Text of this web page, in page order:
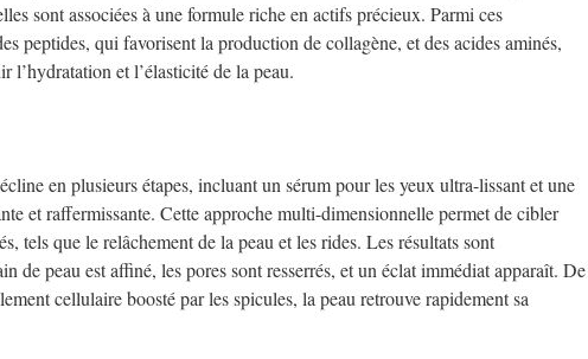
sont associées à une formule riche en actifs précieux. Parmi ces
peptides, qui favorisent la production de collagène, et des acides aminés,
l’hydratation et l’élasticité de la peau.
en plusieurs étapes, incluant un sérum pour les yeux ultra-lissant et une
et raffermissante. Cette approche multi-dimensionnelle permet de cibler
tels que le relâchement de la peau et les rides. Les résultats sont
de peau est affiné, les pores sont resserrés, et un éclat immédiat apparaît. De
cellulaire boosté par les spicules, la peau retrouve rapidement sa